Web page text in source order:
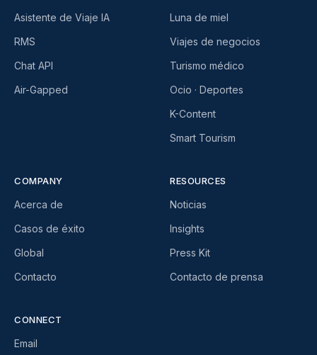
Asistente de Viaje IA
RMS
Chat API
Air-Gapped
Luna de miel
Viajes de negocios
Turismo médico
Ocio · Deportes
K-Content
Smart Tourism
COMPANY
Acerca de
Casos de éxito
Global
Contacto
RESOURCES
Noticias
Insights
Press Kit
Contacto de prensa
CONNECT
Email